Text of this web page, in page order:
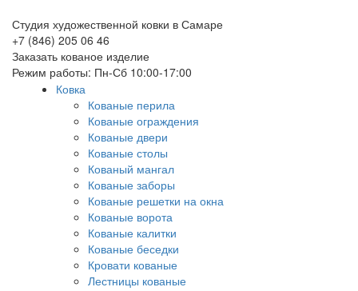
Студия художественной ковки в Самаре
+7 (846) 205 06 46
Заказать кованое изделие
Режим работы: Пн-Сб 10:00-17:00
Ковка
Кованые перила
Кованые ограждения
Кованые двери
Кованые столы
Кованый мангал
Кованые заборы
Кованые решетки на окна
Кованые ворота
Кованые калитки
Кованые беседки
Кровати кованые
Лестницы кованые